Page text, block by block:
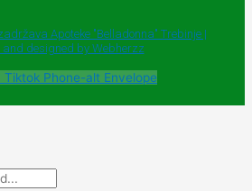
Apoteke "Belladonna" Trebinje |
and designed by Webherzz
Tiktok Phone-alt Envelope